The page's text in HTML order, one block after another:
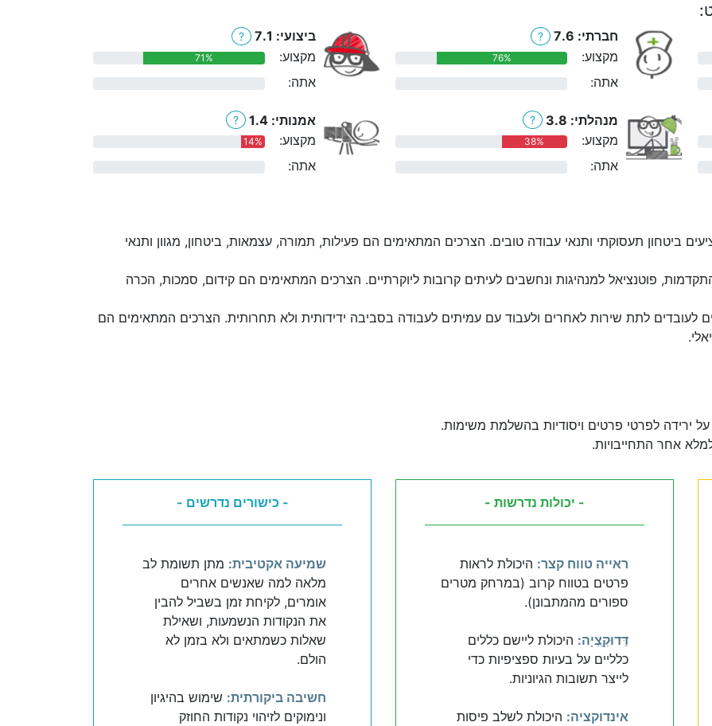
חברתי: 7.6 ?
מקצוע: 76%
אתה:
ביצועי: 7.1 ?
מקצוע: 71%
אתה:
מנהלתי: 3.8 ?
מקצוע: 38%
אתה:
אמנותי: 1.4 ?
מקצוע: 14%
אתה:
ביטחון תעסוקתי ותנאי עבודה טובים. הצרכים המתאימים הם פעילות, תמורה, עצמאות, ביטחון, מגוון ותנאי
פוטנציאל למנהיגות ונחשבים לעיתים קרובות ליוקרתיים. הצרכים המתאימים הם קידום, סמכות, הכרה
לעובדים לתת שירות לאחרים ולעבוד עם עמיתים לעבודה בסביבה ידידותית ולא תחרותית. הצרכים המתאימים הם
ירידה לפרטי פרטים ויסודיות בהשלמת משימות.
אחר התחייבויות.
- יכולות נדרשות -
ראייה טווח קצר: היכולת לראות
פרטים בטווח קרוב (במרחק מטרים
ספורים מהמתבונן).
דֵּדוּקְְצְיָה: היכולת ליישם כללים
כלליים על בעיות ספציפיות כדי
לייצר תשובות הגיוניות.
אינדוקציה: היכולת לשלב פיסות
- כישורים נדרשים -
שמיעה אקטיבית: מתן תשומת לב
מלאה למה שאנשים אחרים
אומרים, לקיחת זמן בשביל להבין
את הנקודות הנשמעות, ושאילת
שאלות כשמתאים ולא בזמן לא
הולם.
חשיבה ביקורתית: שימוש בהיגיון
ונימוקים לזיהוי נקודות החוזק